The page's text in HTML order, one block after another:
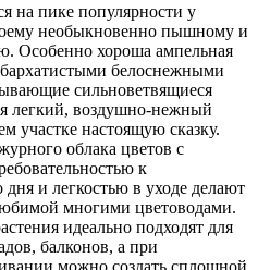
на пике популярности у
необыкновенно пышному и
Особенно хороша ампельная
белоснежными
сильноветвящиеся
легкий, воздушно-нежный
участке настоящую сказку.
облака цветов с
к
дня и легкостью в уходе делают
многими цветоводами.
идеально подходят для
балконов, а при
можно создать сплошной